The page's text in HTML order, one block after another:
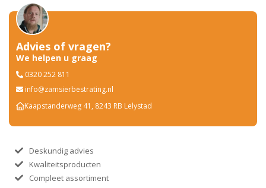
Advies of vragen?
We helpen u graag
0320 252 811
info@zamsierbestrating.nl
Kaapstanderweg 41, 8243 RB Lelystad
Deskundig advies
Kwaliteitsproducten
Compleet assortiment